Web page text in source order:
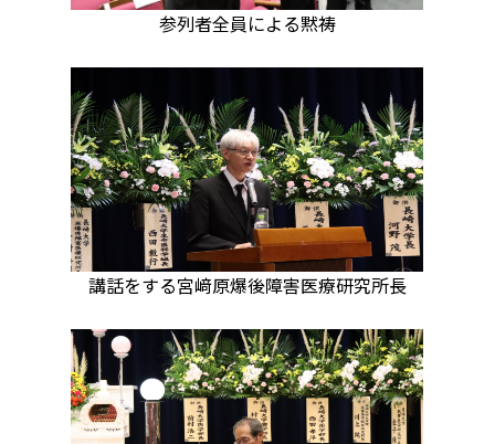
参列者全員による黙祷
講話をする宮﨑原爆後障害医療研究所長